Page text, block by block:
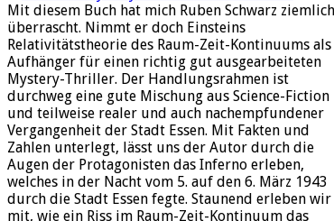
Mit diesem Buch hat mich Ruben Schwarz ziemlich
überrascht. Nimmt er doch Einsteins
Relativitätstheorie des Raum-Zeit-Kontinuums als
Aufhänger für einen richtig gut ausgearbeiteten
Mystery-Thriller. Der Handlungsrahmen ist
durchweg eine gute Mischung aus Science-Fiction
und teilweise realer und auch nachempfundener
Vergangenheit der Stadt Essen. Mit Fakten und
Zahlen unterlegt, lässt uns der Autor durch die
Augen der Protagonisten das Inferno erleben,
welches in der Nacht vom 5. auf den 6. März 1943
durch die Stadt Essen fegte. Staunend erleben wir
mit, wie ein Riss im Raum-Zeit-Kontinuum das